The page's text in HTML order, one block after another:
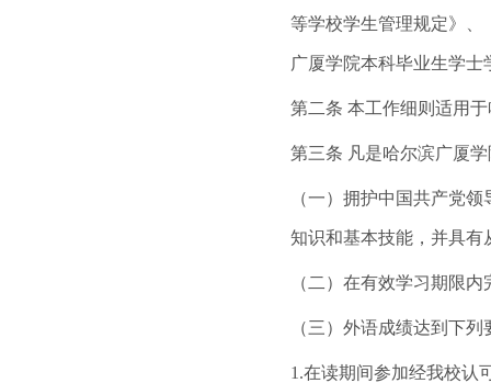
等学校学生管理规定》
广厦学院本科毕业生学
第二条 本工作细则适用
第三条 凡是哈尔滨广厦
（一）拥护中国共产党
知识和基本技能，并具有
（二）在有效学习期限
（三）外语成绩达到下列
1.在读期间参加经我校认